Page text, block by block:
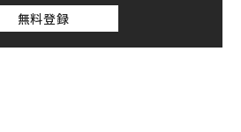
無料登録